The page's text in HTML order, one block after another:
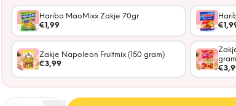
Haribo MaoMixx Zakje 70gr
€1,99
Zakje Napoleon Fruitmix (150 gram)
€3,99